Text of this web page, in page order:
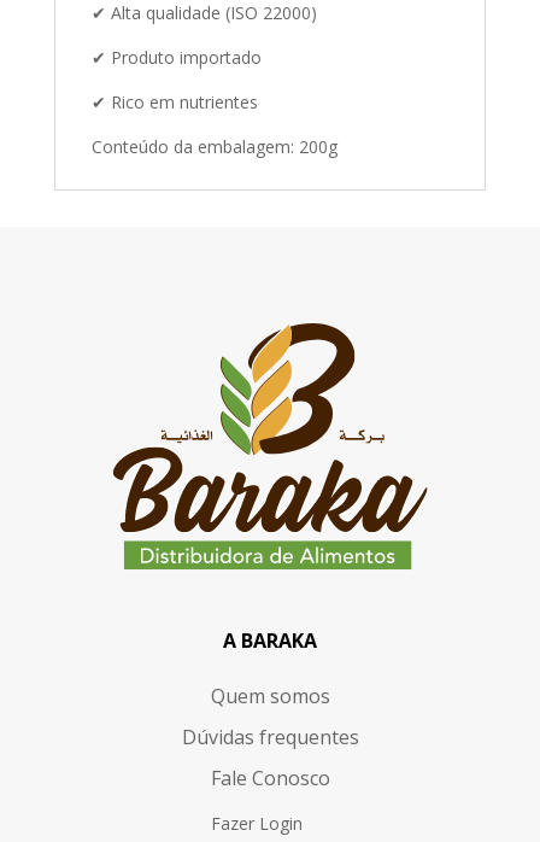
✔ Alta qualidade (ISO 22000)
✔ Produto importado
✔ Rico em nutrientes
Conteúdo da embalagem: 200g
A BARAKA
Quem somos
Dúvidas frequentes
Fale Conosco
Fazer Login